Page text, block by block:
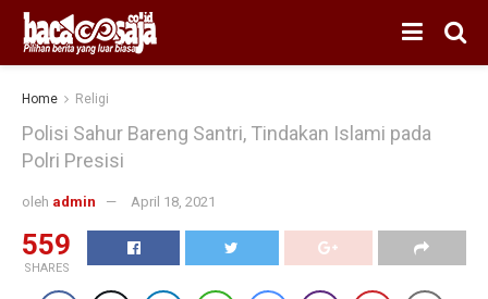
Home Religi
Polisi Sahur Bareng Santri, Tindakan Islami pada
Polri Presisi
oleh admin April 18, 2021
559
SHARES